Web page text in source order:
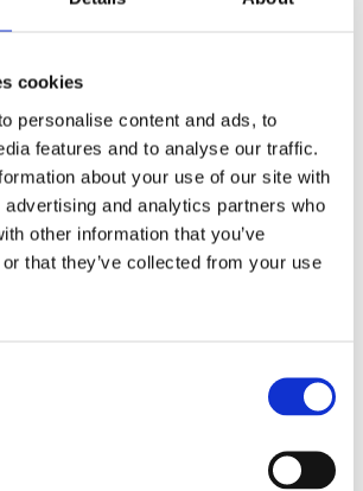
cookies
personalise content and ads, to
features and to analyse our traffic.
about your use of our site with
and analytics partners who
other information that you’ve
that they’ve collected from your use
le concept de Software
Cycle (SDLC) aux équipes SIG.
sans doute la situation : vous
de bord ou une
dans un environnement de test,
la transférer en production, sans
claire de qui a modifié quoi et à
ArcGIS grâce à des outils
comme Azure DevOps et
temps précieux sur les tâches